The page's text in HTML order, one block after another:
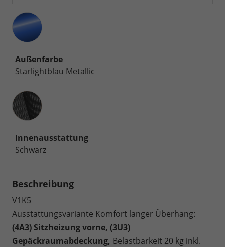
Außenfarbe
Starlightblau Metallic
Innenausstattung
Innenausstattung
Schwarz
Beschreibung
V1K5
Ausstattungsvariante Komfort langer Überhang:
(4A3) Sitzheizung vorne, (3U3)
Gepäckraumabdeckung, Belastbarkeit 20 kg inkl.